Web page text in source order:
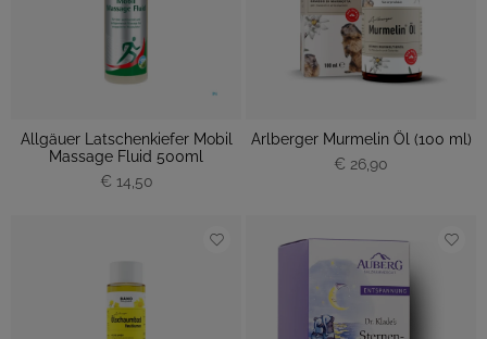
Allgäuer Latschenkiefer Mobil
Massage Fluid 500ml
€ 14,50
Arlberger Murmelin Öl (100 ml)
€ 26,90